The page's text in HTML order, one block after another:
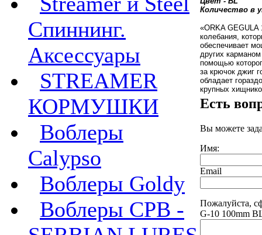
Спиннинг.
Аксессуары
STREAMER
КОРМУШКИ
Воблеры
Calypso
Воблеры Goldy
Воблеры СРВ -
Количество в
«ORKA
колебания,
обеспечивает
других
помощью
за крючок джиг
обладает
крупных
Есть
Вы можете
Имя:
Email
Пожалуйста,
G-10 100mm